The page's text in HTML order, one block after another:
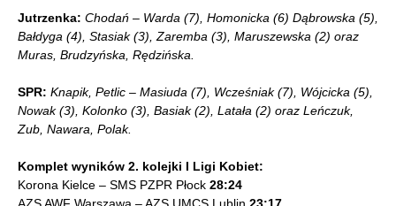
Jutrzenka: Chodań – Warda (7), Homonicka (6) Dąbrowska (5),
Bałdyga (4), Stasiak (3), Zaremba (3), Maruszewska (2) oraz
Muras, Brudzyńska, Rędzińska.
SPR: Knapik, Petlic – Masiuda (7), Wcześniak (7), Wójcicka (5),
Nowak (3), Kolonko (3), Basiak (2), Latała (2) oraz Leńczuk,
Zub, Nawara, Polak.
Komplet wyników 2. kolejki I Ligi Kobiet:
Korona Kielce – SMS PZPR Płock 28:24